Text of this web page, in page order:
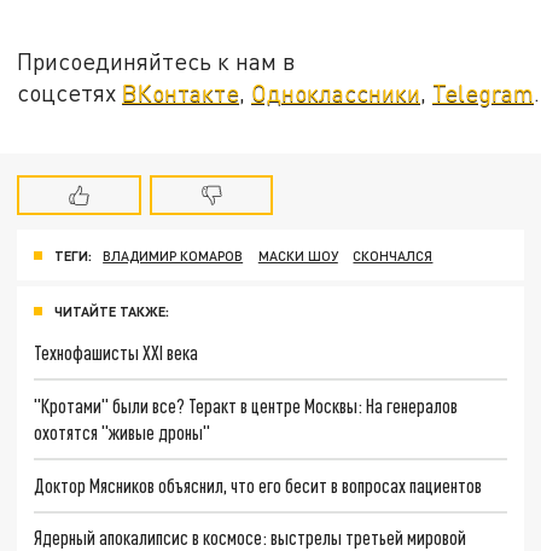
Присоединяйтесь к нам в
соцсетях ВКонтакте, Одноклассники, Telegram.
ТЕГИ: ВЛАДИМИР КОМАРОВ МАСКИ ШОУ СКОНЧАЛСЯ
ЧИТАЙТЕ ТАКЖЕ:
Технофашисты XXI века
"Кротами" были все? Теракт в центре Москвы: На генералов
охотятся "живые дроны"
Доктор Мясников объяснил, что его бесит в вопросах пациентов
Ядерный апокалипсис в космосе: выстрелы третьей мировой